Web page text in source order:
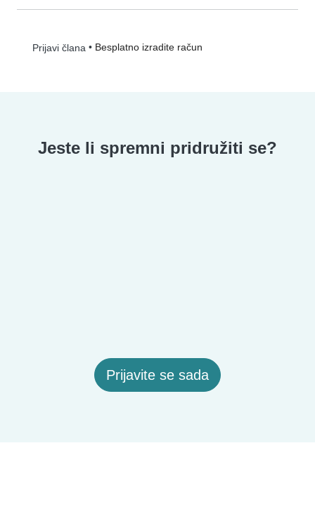
Prijavi člana • Besplatno izradite račun
Jeste li spremni pridružiti se?
Prijavite se sada